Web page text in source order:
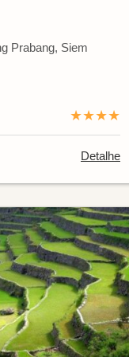
Prabang, Siem
★★★★
Detalhe